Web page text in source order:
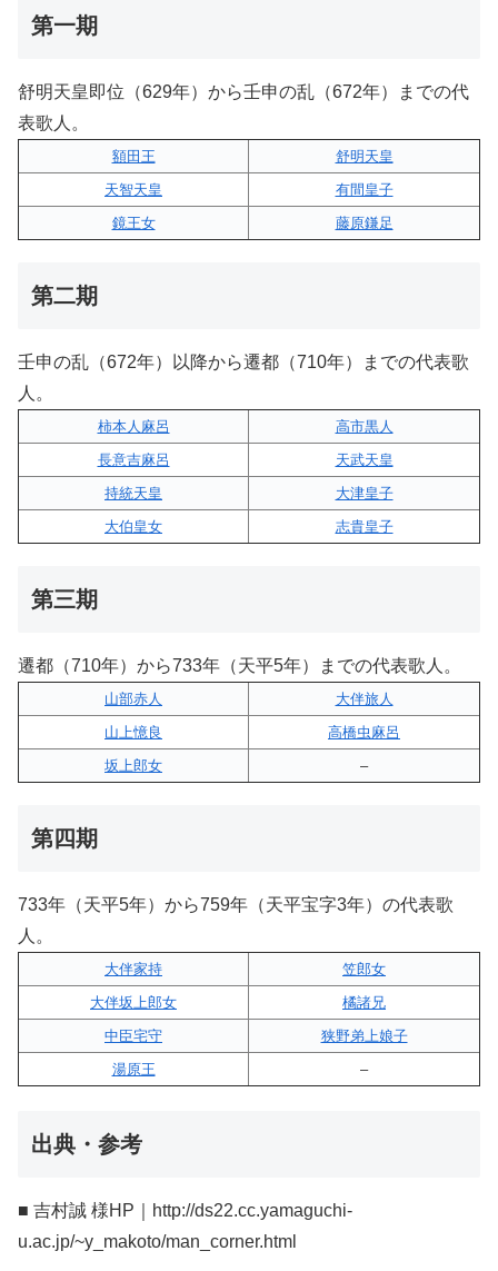
第一期
舒明天皇即位（629年）から壬申の乱（672年）までの代
表歌人。
額田王
舒明天皇
天智天皇
有間皇子
鏡王女
藤原鎌足
第二期
壬申の乱（672年）以降から遷都（710年）までの代表歌
人。
柿本人麻呂
高市黒人
長意吉麻呂
天武天皇
持統天皇
大津皇子
大伯皇女
志貴皇子
第三期
遷都（710年）から733年（天平5年）までの代表歌人。
山部赤人
大伴旅人
山上憶良
高橋虫麻呂
坂上郎女
–
第四期
733年（天平5年）から759年（天平宝字3年）の代表歌
人。
大伴家持
笠郎女
大伴坂上郎女
橘諸兄
中臣宅守
狭野弟上娘子
湯原王
–
出典・参考
■ 吉村誠 様HP｜http://ds22.cc.yamaguchi-
u.ac.jp/~y_makoto/man_corner.html